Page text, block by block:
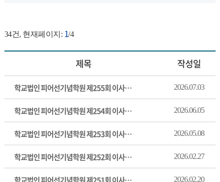
34건, 현재페이지: 1/4
제목 작성일
학교법인 피어선기념학원 제255회 이사회 회의록 2026.07.03
학교법인 피어선기념학원 제254회 이사회 회의록 2026.06.05
학교법인 피어선기념학원 제253회 이사회 회의록 2026.05.08
학교법인 피어선기념학원 제252회 이사회 회의록 2026.02.27
2026.02.20